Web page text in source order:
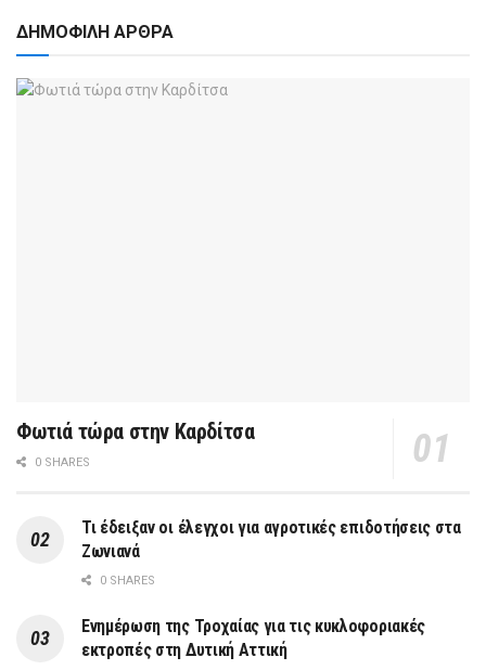
ΔΗΜΟΦΙΛΗ ΑΡΘΡΑ
Φωτιά τώρα στην Καρδίτσα
0 SHARES
Τι έδειξαν οι έλεγχοι για αγροτικές επιδοτήσεις στα
Ζωνιανά
0 SHARES
Ενημέρωση της Τροχαίας για τις κυκλοφοριακές
εκτροπές στη Δυτική Αττική